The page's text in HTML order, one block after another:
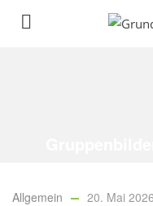
Allgemein 20. Mai 2026